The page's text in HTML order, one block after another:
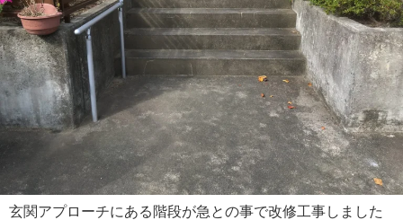
玄関アプローチにある階段が急との事で改修工事しました